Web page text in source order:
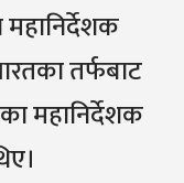
तर्फबाट
महानिर्देशक